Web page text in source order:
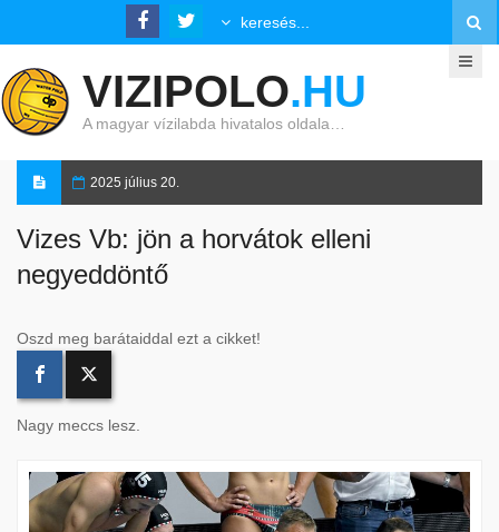
VIZIPOLO.HU
A magyar vízilabda hivatalos oldala…
2025 július 20.
Vizes Vb: jön a horvátok elleni
negyeddöntő
Oszd meg barátaiddal ezt a cikket!
Nagy meccs lesz.